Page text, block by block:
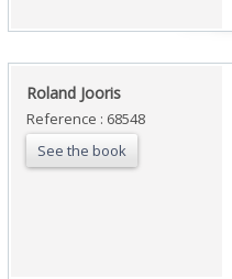
‎Roland Jooris‎
Reference : 68548
See the book